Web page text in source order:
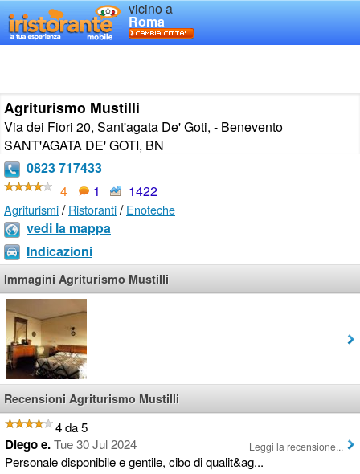
vicino a
Roma
Agriturismo Mustilli
Via dei Fiori 20, Sant'agata De' Goti, - Benevento
SANT'AGATA DE' GOTI, BN
0823 717433
4
1 1422
Agriturismi/Ristoranti/Enoteche
vedi la mappa
Indicazioni
Immagini Agriturismo Mustilli
Recensioni Agriturismo Mustilli
4 da 5
Diego e.Tue 30 Jul 2024
Personale disponibile e gentile, cibo di qualit&ag...
Leggi la recensione...